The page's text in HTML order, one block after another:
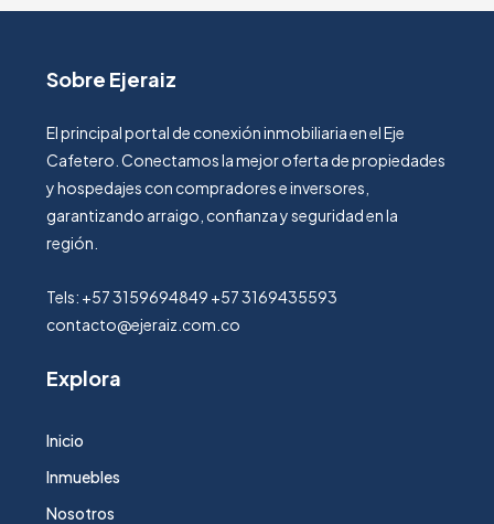
Sobre Ejeraiz
El principal portal de conexión inmobiliaria en el Eje
Cafetero. Conectamos la mejor oferta de propiedades
y hospedajes con compradores e inversores,
garantizando arraigo, confianza y seguridad en la
región.
Tels: +57 3159694849 +57 3169435593
contacto@ejeraiz.com.co
Explora
Inicio
Inmuebles
Nosotros